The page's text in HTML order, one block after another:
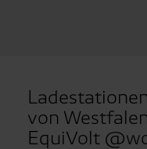
von
EquiVolt